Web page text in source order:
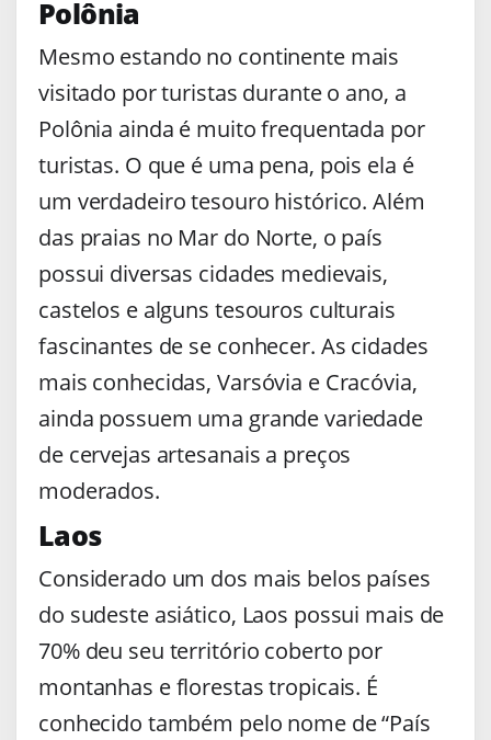
Polônia
Mesmo estando no continente mais
visitado por turistas durante o ano, a
Polônia ainda é muito frequentada por
turistas. O que é uma pena, pois ela é
um verdadeiro tesouro histórico. Além
das praias no Mar do Norte, o país
possui diversas cidades medievais,
castelos e alguns tesouros culturais
fascinantes de se conhecer. As cidades
mais conhecidas, Varsóvia e Cracóvia,
ainda possuem uma grande variedade
de cervejas artesanais a preços
moderados.
Laos
Considerado um dos mais belos países
do sudeste asiático, Laos possui mais de
70% deu seu território coberto por
montanhas e florestas tropicais. É
conhecido também pelo nome de “País